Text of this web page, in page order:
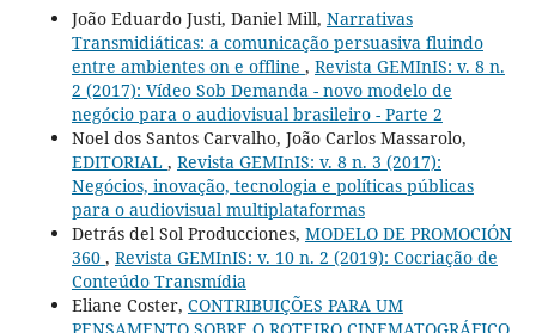
João Eduardo Justi, Daniel Mill, Narrativas
Transmidiáticas: a comunicação persuasiva fluindo
entre ambientes on e offline , Revista GEMInIS: v. 8 n.
2 (2017): Vídeo Sob Demanda - novo modelo de
negócio para o audiovisual brasileiro - Parte 2
Noel dos Santos Carvalho, João Carlos Massarolo,
EDITORIAL , Revista GEMInIS: v. 8 n. 3 (2017):
Negócios, inovação, tecnologia e políticas públicas
para o audiovisual multiplataformas
Detrás del Sol Producciones, MODELO DE PROMOCIÓN
360 , Revista GEMInIS: v. 10 n. 2 (2019): Cocriação de
Conteúdo Transmídia
Eliane Coster, CONTRIBUIÇÕES PARA UM